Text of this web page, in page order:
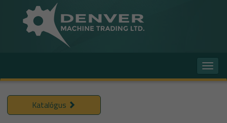
Toggle
Katalógus